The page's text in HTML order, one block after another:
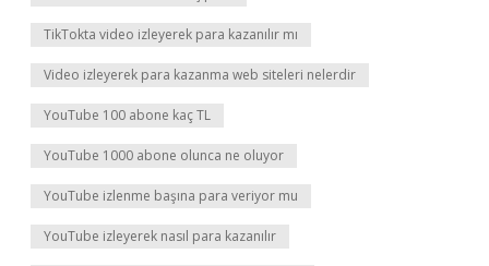
TikTokta video izleyerek para kazanılır mı
Video izleyerek para kazanma web siteleri nelerdir
YouTube 100 abone kaç TL
YouTube 1000 abone olunca ne oluyor
YouTube izlenme başına para veriyor mu
YouTube izleyerek nasıl para kazanılır